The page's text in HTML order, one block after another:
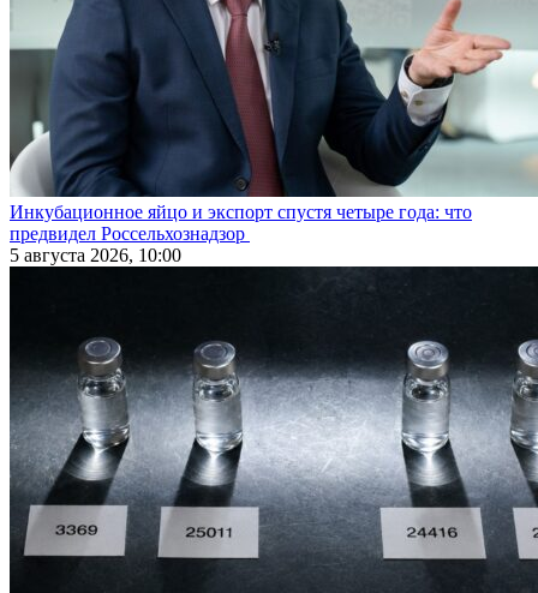
Инкубационное яйцо и экспорт спустя четыре года: что
предвидел Россельхознадзор
5 августа 2026, 10:00